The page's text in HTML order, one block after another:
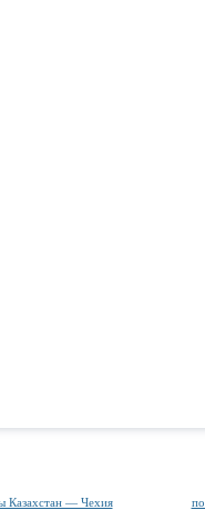
Казахстан — Чехия